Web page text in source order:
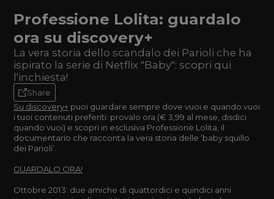
Professione Lolita: guardalo
ora su discovery+
La vera storia dello scandalo dei Parioli che ha
ispirato la serie di Netflix "Baby": scopri qui
l'inchiesta!
Share
Su discovery+ puoi guardare sempre dove vuoi e quando vuoi
i tuoi contenuti preferiti: provalo ora (€ 3,99 al mese, disdici
quando vuoi) e scopri in esclusiva Professione Lolita, il
documentario che racconta la vera storia delle ‘baby squillo
dei Parioli’.
GUARDALO ORA!
Ottobre 2013: due amiche di quattordici e quindici anni